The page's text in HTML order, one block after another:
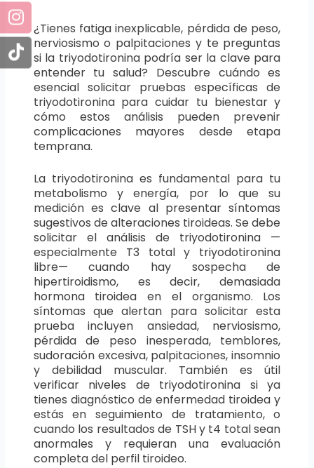
¿Tienes fatiga inexplicable, pérdida de peso,
nerviosismo o palpitaciones y te preguntas
si la triyodotironina podría ser la clave para
entender tu salud? Descubre cuándo es
esencial solicitar pruebas específicas de
triyodotironina para cuidar tu bienestar y
cómo estos análisis pueden prevenir
complicaciones mayores desde etapa
temprana.
La triyodotironina es fundamental para tu
metabolismo y energía, por lo que su
medición es clave al presentar síntomas
sugestivos de alteraciones tiroideas. Se debe
solicitar el análisis de triyodotironina —
especialmente T3 total y triyodotironina
libre— cuando hay sospecha de
hipertiroidismo, es decir, demasiada
hormona tiroidea en el organismo. Los
síntomas que alertan para solicitar esta
prueba incluyen ansiedad, nerviosismo,
pérdida de peso inesperada, temblores,
sudoración excesiva, palpitaciones, insomnio
y debilidad muscular. También es útil
verificar niveles de triyodotironina si ya
tienes diagnóstico de enfermedad tiroidea y
estás en seguimiento de tratamiento, o
cuando los resultados de TSH y t4 total sean
anormales y requieran una evaluación
completa del perfil tiroideo.